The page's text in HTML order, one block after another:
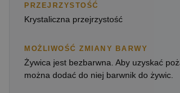
PRZEJRZYSTOŚĆ
Krystaliczna przejrzystość
MOŻLIWOŚĆ ZMIANY BARWY
Żywica jest bezbarwna. Aby uzyskać
można dodać do niej barwnik do żywic.